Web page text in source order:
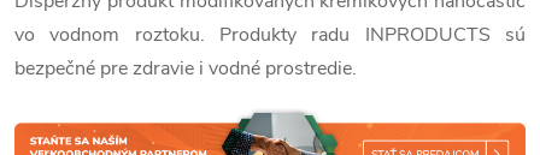
vo vodnom roztoku. Produkty radu INPRODUCTS sú
bezpečné pre zdravie i vodné prostredie.